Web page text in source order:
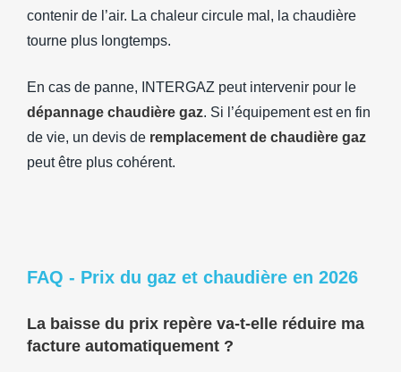
contenir de l’air. La chaleur circule mal, la chaudière
tourne plus longtemps.
En cas de panne, INTERGAZ peut intervenir pour le
dépannage chaudière gaz. Si l’équipement est en fin
de vie, un devis de remplacement de chaudière gaz
peut être plus cohérent.
FAQ - Prix du gaz et chaudière en 2026
La baisse du prix repère va-t-elle réduire ma
facture automatiquement ?